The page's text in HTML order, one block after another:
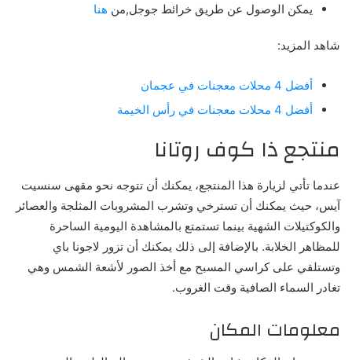
يمكن الوصول عن طريق خرائط جوجل,من هنا
شاهد المزيد:
أفضل 4 محلات معجنات في عجمان
أفضل 4 محلات معجنات في رأس الخيمة
منتجع ذا كوف روتانا
عندما تأتي لزيارة هذا المنتجع، يمكنك أن تتوجه نحو مقهى سنسيت
آيس، حيث يمكنك أن تسترخي وتشرب المشروبات المثلجة والعصائر
والكوكتيلات الشهية بينما تستمتع بالمشاهدة اليومية الساحرة
للمظاهر الخلابة. بالإضافة إلى ذلك يمكنك أن تزور لاجونا باي
وتستلقي على كراسي المسبح مع أخذ الصور لأشعة الشمس وهي
تغادر السماء الصافية وقت الغروب.
معلومات المكان